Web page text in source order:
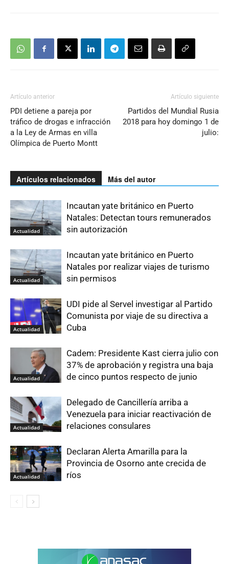
Artículo anterior
PDI detiene a pareja por
tráfico de drogas e infracción
a la Ley de Armas en villa
Olímpica de Puerto Montt
Artículo siguiente
Partidos del Mundial Rusia
2018 para hoy domingo 1 de
julio:
Artículos relacionados Más del autor
Actualidad
Incautan yate británico en Puerto
Natales: Detectan tours remunerados
sin autorización
Actualidad
Incautan yate británico en Puerto
Natales por realizar viajes de turismo
sin permisos
Actualidad
UDI pide al Servel investigar al Partido
Comunista por viaje de su directiva a
Cuba
Actualidad
Cadem: Presidente Kast cierra julio con
37% de aprobación y registra una baja
de cinco puntos respecto de junio
Actualidad
Delegado de Cancillería arriba a
Venezuela para iniciar reactivación de
relaciones consulares
Actualidad
Declaran Alerta Amarilla para la
Provincia de Osorno ante crecida de
ríos